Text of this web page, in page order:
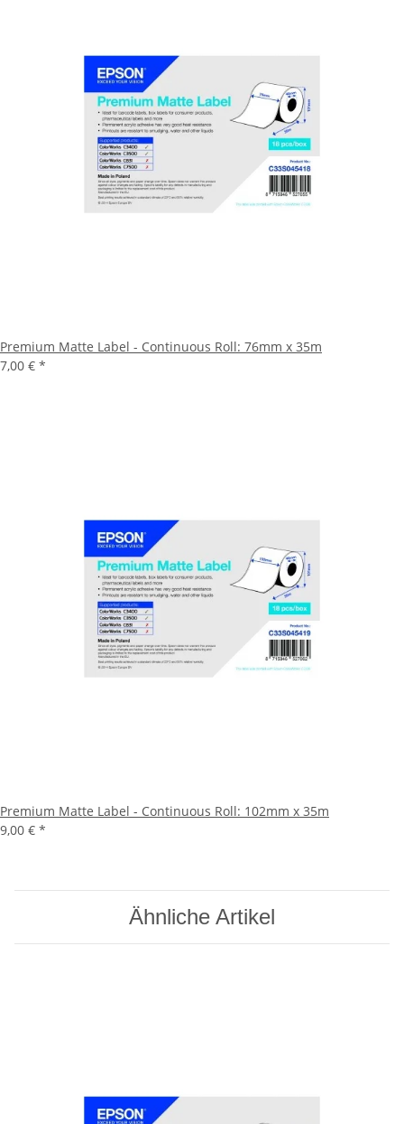
Premium Matte Label - Continuous Roll: 76mm x 35m
7,00 € *
Premium Matte Label - Continuous Roll: 102mm x 35m
9,00 € *
Ähnliche Artikel